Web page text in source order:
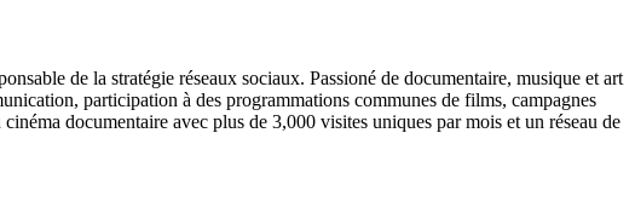
de la stratégie réseaux sociaux. Passioné de documentaire, musique et art
participation à des programmations communes de films, campagnes
documentaire avec plus de 3,000 visites uniques par mois et un réseau de